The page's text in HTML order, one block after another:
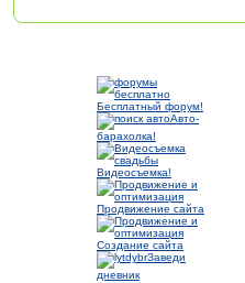
Бесплатный форум!
Авто-
барахолка!
Видеосъемка!
Продвижение сайта
Создание сайта
Заведи
дневник